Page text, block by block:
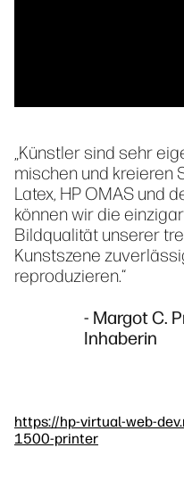
„Künstler sind sehr
mischen und kreieren
Latex, HP OMAS und
können wir die
Bildqualität unserer
Kunstszene
reproduzieren.“
- Margot C.
Inhaberin
https://hp-virtual-web-
1500-printer